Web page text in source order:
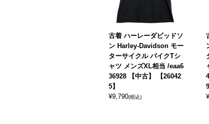
古着 ハーレーダビッドソ
ン Harley-Davidson モー
ターサイクル バイクTシ
ャツ メンズXL相当 /eaa6
36928 【中古】 【26042
5】
¥9,790(税込)
¥